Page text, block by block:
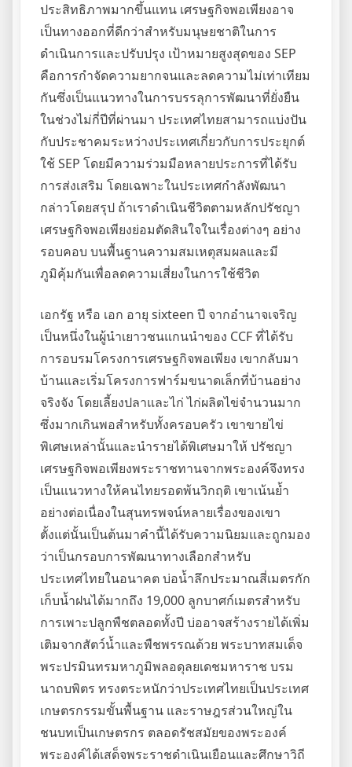
ประสิทธิภาพมากขึ้นแทน เศรษฐกิจพอเพียงอาจ
เป็นทางออกที่ดีกว่าสำหรับมนุษยชาติในการ
ดำเนินการและปรับปรุง เป้าหมายสูงสุดของ SEP
คือการกำจัดความยากจนและลดความไม่เท่าเทียม
กันซึ่งเป็นแนวทางในการบรรลุการพัฒนาที่ยั่งยืน
ในช่วงไม่กี่ปีที่ผ่านมา ประเทศไทยสามารถแบ่งปัน
กับประชาคมระหว่างประเทศเกี่ยวกับการประยุกต์
ใช้ SEP โดยมีความร่วมมือหลายประการที่ได้รับ
การส่งเสริม โดยเฉพาะในประเทศกำลังพัฒนา
กล่าวโดยสรุป ถ้าเราดำเนินชีวิตตามหลักปรัชญา
เศรษฐกิจพอเพียงย่อมตัดสินใจในเรื่องต่างๆ อย่าง
รอบคอบ บนพื้นฐานความสมเหตุสมผลและมี
ภูมิคุ้มกันเพื่อลดความเสี่ยงในการใช้ชีวิต
เอกรัฐ หรือ เอก อายุ sixteen ปี จากอำนาจเจริญ
เป็นหนึ่งในผู้นำเยาวชนแกนนำของ CCF ที่ได้รับ
การอบรมโครงการเศรษฐกิจพอเพียง เขากลับมา
บ้านและเริ่มโครงการฟาร์มขนาดเล็กที่บ้านอย่าง
จริงจัง โดยเลี้ยงปลาและไก่ ไก่ผลิตไข่จำนวนมาก
ซึ่งมากเกินพอสำหรับทั้งครอบครัว เขาขายไข่
พิเศษเหล่านั้นและนำรายได้พิเศษมาให้ ปรัชญา
เศรษฐกิจพอเพียงพระราชทานจากพระองค์จึงทรง
เป็นแนวทางให้คนไทยรอดพ้นวิกฤติ เขาเน้นย้ำ
อย่างต่อเนื่องในสุนทรพจน์หลายเรื่องของเขา
ตั้งแต่นั้นเป็นต้นมาคำนี้ได้รับความนิยมและถูกมอง
ว่าเป็นกรอบการพัฒนาทางเลือกสำหรับ
ประเทศไทยในอนาคต บ่อน้ำลึกประมาณสี่เมตรกัก
เก็บน้ำฝนได้มากถึง 19,000 ลูกบาศก์เมตรสำหรับ
การเพาะปลูกพืชตลอดทั้งปี บ่ออาจสร้างรายได้เพิ่ม
เติมจากสัตว์น้ำและพืชพรรณด้วย พระบาทสมเด็จ
พระปรมินทรมหาภูมิพลอดุลยเดชมหาราช บรม
นาถบพิตร ทรงตระหนักว่าประเทศไทยเป็นประเทศ
เกษตรกรรมขั้นพื้นฐาน และราษฎรส่วนใหญ่ใน
ชนบทเป็นเกษตรกร ตลอดรัชสมัยของพระองค์
พระองค์ได้เสด็จพระราชดำเนินเยือนและศึกษาวิถี